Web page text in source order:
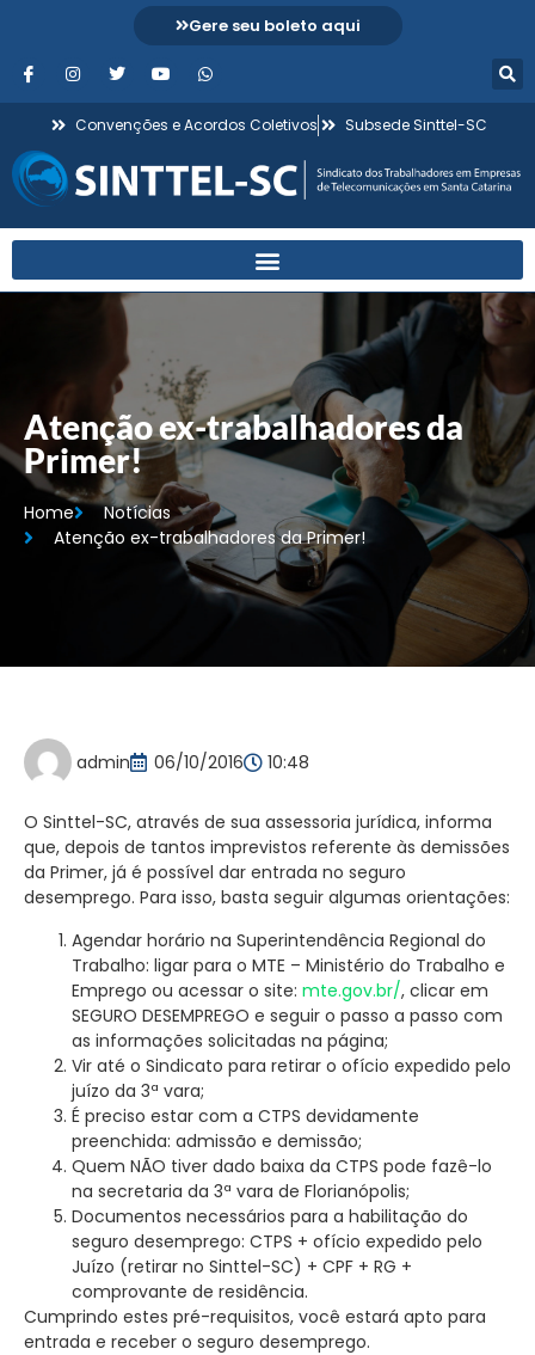
Gere seu boleto aqui
Convenções e Acordos Coletivos Subsede Sinttel-SC
Atenção ex-trabalhadores da
Primer!
Home
Notícias
Atenção ex-trabalhadores da Primer!
admin 06/10/2016 10:48
O Sinttel-SC, através de sua assessoria jurídica, informa
que, depois de tantos imprevistos referente às demissões
da Primer, já é possível dar entrada no seguro
desemprego. Para isso, basta seguir algumas orientações:
Agendar horário na Superintendência Regional do
Trabalho: ligar para o MTE – Ministério do Trabalho e
Emprego ou acessar o site: mte.gov.br/, clicar em
SEGURO DESEMPREGO e seguir o passo a passo com
as informações solicitadas na página;
Vir até o Sindicato para retirar o ofício expedido pelo
juízo da 3ª vara;
É preciso estar com a CTPS devidamente
preenchida: admissão e demissão;
Quem NÃO tiver dado baixa da CTPS pode fazê-lo
na secretaria da 3ª vara de Florianópolis;
Documentos necessários para a habilitação do
seguro desemprego: CTPS + ofício expedido pelo
Juízo (retirar no Sinttel-SC) + CPF + RG +
comprovante de residência.
Cumprindo estes pré-requisitos, você estará apto para
entrada e receber o seguro desemprego.